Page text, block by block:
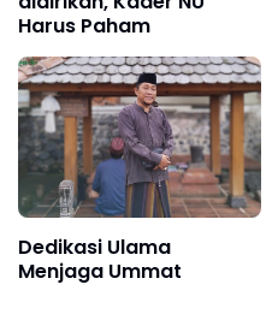
Harus Paham
Dedikasi Ulama
Menjaga Ummat